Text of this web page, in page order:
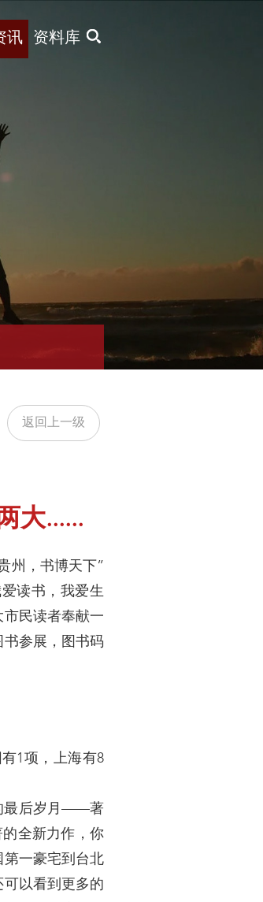
X
讯 资料库
返回上一级
大......
州，书博天下”
读书，我爱生
市民读者奉献一
参展，图书码
1项，上海有8
最后岁月——著
全新力作，你
一豪宅到台北
以看到更多的